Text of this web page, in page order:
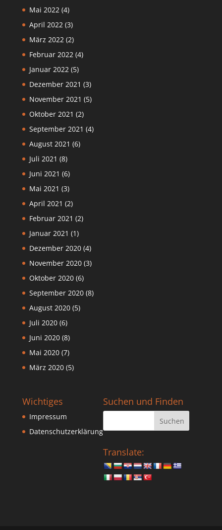
Mai 2022 (4)
April 2022 (3)
März 2022 (2)
Februar 2022 (4)
Januar 2022 (5)
Dezember 2021 (3)
November 2021 (5)
Oktober 2021 (2)
September 2021 (4)
August 2021 (6)
Juli 2021 (8)
Juni 2021 (6)
Mai 2021 (3)
April 2021 (2)
Februar 2021 (2)
Januar 2021 (1)
Dezember 2020(4)
November 2020(3)
Oktober 2020(6)
September 2020(8)
August 2020(5)
Juli 2020(6)
Juni 2020(8)
Mai 2020(7)
März 2020(5)
Wichtiges
Impressum
Datenschutzerklärung
Suchen und Finden
Translate: